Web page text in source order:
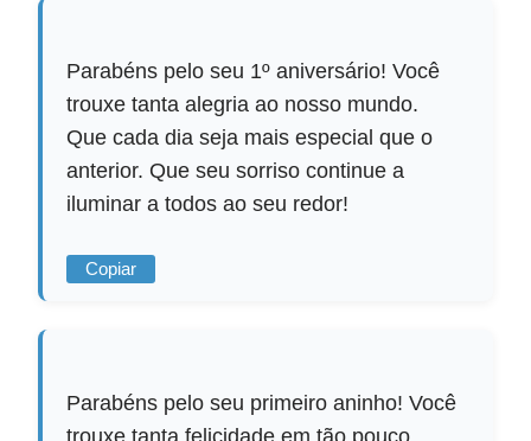
Parabéns pelo seu 1º aniversário! Você
trouxe tanta alegria ao nosso mundo.
Que cada dia seja mais especial que o
anterior. Que seu sorriso continue a
iluminar a todos ao seu redor!
Copiar
Parabéns pelo seu primeiro aninho! Você